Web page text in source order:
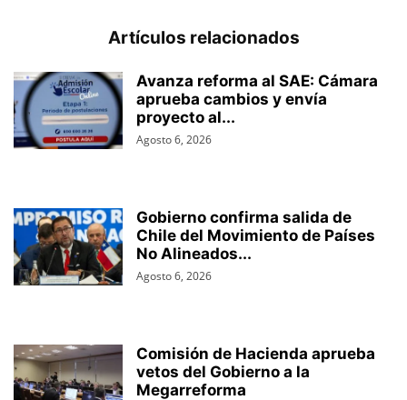
Artículos relacionados
Avanza reforma al SAE: Cámara
aprueba cambios y envía
proyecto al...
Agosto 6, 2026
Gobierno confirma salida de
Chile del Movimiento de Países
No Alineados...
Agosto 6, 2026
Comisión de Hacienda aprueba
vetos del Gobierno a la
Megarreforma